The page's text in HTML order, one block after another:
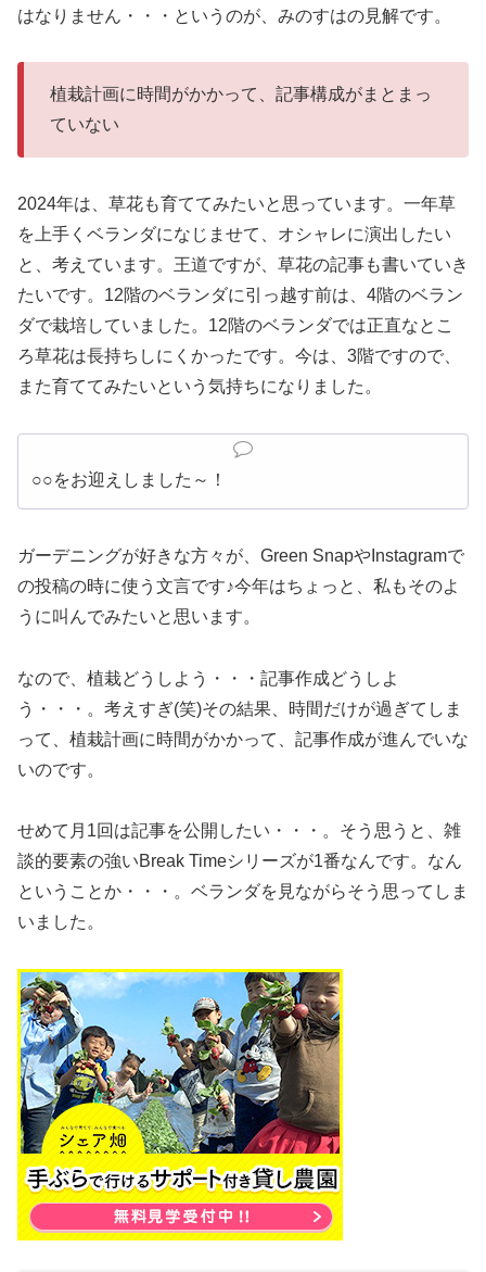
はなりません・・・というのが、みのすはの見解です。
植栽計画に時間がかかって、記事構成がまとまっ
ていない
2024年は、草花も育ててみたいと思っています。一年草
を上手くベランダになじませて、オシャレに演出したい
と、考えています。王道ですが、草花の記事も書いていき
たいです。12階のベランダに引っ越す前は、4階のベラン
ダで栽培していました。12階のベランダでは正直なとこ
ろ草花は長持ちしにくかったです。今は、3階ですので、
また育ててみたいという気持ちになりました。
○○をお迎えしました～！
ガーデニングが好きな方々が、Green SnapやInstagramで
の投稿の時に使う文言です♪今年はちょっと、私もそのよ
うに叫んでみたいと思います。
なので、植栽どうしよう・・・記事作成どうしよ
う・・・。考えすぎ(笑)その結果、時間だけが過ぎてしま
って、植栽計画に時間がかかって、記事作成が進んでいな
いのです。
せめて月1回は記事を公開したい・・・。そう思うと、雑
談的要素の強いBreak Timeシリーズが1番なんです。なん
ということか・・・。ベランダを見ながらそう思ってしま
いました。